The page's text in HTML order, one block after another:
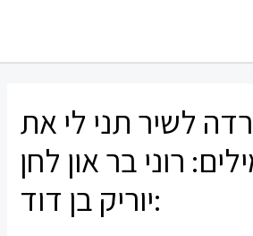
לשיר תני לי את
רוני בר און לחן
:יוריק בן דוד